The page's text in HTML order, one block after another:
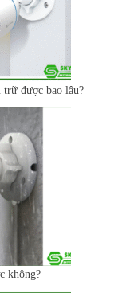
được bao lâu?
không?